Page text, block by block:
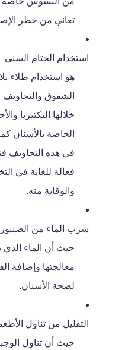
تعاني من خطر
استخدام الختام السني
هو استخدام طلاء
الشقوق
خلالها البكتيريا
الخاصة بالأسنان
في هذه التجاويف
فعالة للغاية في
والوقاية منه.
شرب الماء من الصنبور
حيث أن الماء
معالجتها وإضافة
لصحة الأسنان.
التقليل من تناول
حيث أن تناول